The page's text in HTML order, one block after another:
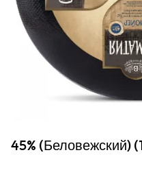
45% (Беловежский)